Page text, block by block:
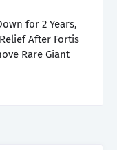
for 2 Years,
After Fortis
Rare Giant